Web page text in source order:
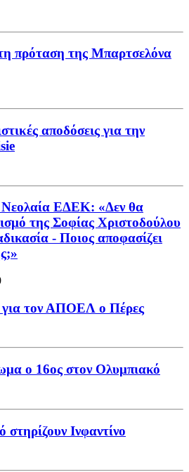
πρόταση της Μπαρτσελόνα
αποδόσεις για την
ΕΔΕΚ: «Δεν θα
της Σοφίας Χριστοδούλου
- Ποιος αποφασίζει
τον ΑΠΟΕΛ ο Πέρες
ο 16ος στον Ολυμπιακό
στηρίζουν Ινφαντίνο